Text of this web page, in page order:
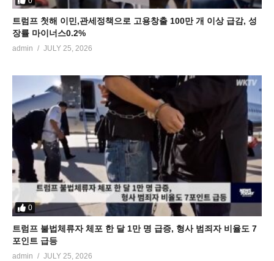
트럼프 첫해 이민,관세정책으로 고용창출 100만 개 이상 급감, 성
장률 마이너스0.2%
admin JULY 25, 2026
0
트럼프 불법체류자 체포 한 달 1만 명 급증, 형사 범죄자 비율도 7
포인트 급등
admin JULY 25, 2026